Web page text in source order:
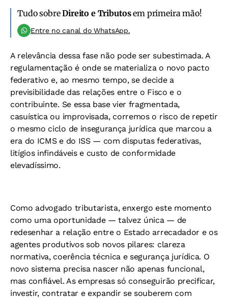
Tudo sobreDireito e Tributosem primeira mão!
Entre no canal do WhatsApp.
A relevância dessa fase não pode ser subestimada. A
regulamentação é onde se materializa o novo pacto
federativo e, ao mesmo tempo, se decide a
previsibilidade das relações entre o Fisco e o
contribuinte. Se essa base vier fragmentada,
casuística ou improvisada, corremos o risco de repetir
o mesmo ciclo de insegurança jurídica que marcou a
era do ICMS e do ISS — com disputas federativas,
litígios infindáveis e custo de conformidade
elevadíssimo.
Como advogado tributarista, enxergo este momento
como uma oportunidade — talvez única — de
redesenhar a relação entre o Estado arrecadador e os
agentes produtivos sob novos pilares: clareza
normativa, coerência técnica e segurança jurídica. O
novo sistema precisa nascer não apenas funcional,
mas confiável. As empresas só conseguirão precificar,
investir, contratar e expandir se souberem com